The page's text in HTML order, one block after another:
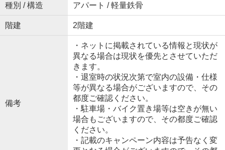
種別 / 構造 アパート / 軽量鉄骨
階建 2階建
備考
・ネットに掲載されている情報と現状が
異なる場合は現状を優先とさせていただ
きます。
・退室時の状況次第で室内の設備・仕様
等が異なる場合がございますので、その
都度ご確認ください。
・駐車場・バイク置き場等は空きが無い
場合もございますので、その都度ご確認
ください。
・記載のキャンペーン内容は予告なく変